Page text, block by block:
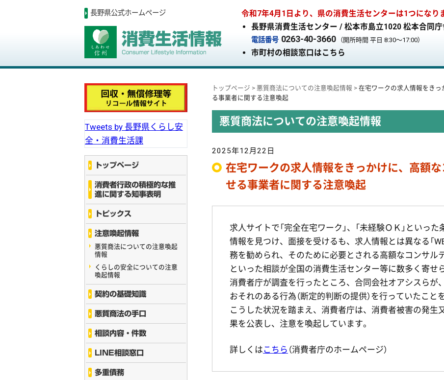
長野県公式ホームページ
令和7年4月1日より、県の消費生活センターは1つになり
長野県消費生活センター / 松本市島立1020 松本合同庁
電話番号 0263-40-3660 （開所時間 平日 8:30〜17:00）
市町村の相談窓口はこちら
トップページ > 悪質商法についての注意喚起情報 > 在宅ワークの求人情報をき
る事業者に関する注意喚起
悪質商法についての注意喚起情報
2025年12月22日
在宅ワークの求人情報をきっかけに、高額
せる事業者に関する注意喚起
求人サイトで「完全在宅ワーク」、「未経験ＯＫ」といった
情報を見つけ、面接を受けるも、求人情報とは異なる「
務を勧められ、そのために必要とされる高額なコンサル
といった相談が全国の消費生活センター等に数多く寄せ
消費者庁が調査を行ったところ、合同会社オアシスらが
おそれのある行為（断定的判断の提供）を行っていたこと
こうした状況を踏まえ、消費者庁は、消費者被害の発生
果を公表し、注意を喚起しています。
詳しくは こちら （消費者庁のホームページ）
Tweets by 長野県くらし安
全・消費生活課
トップページ
消費者行政の積極的な推
進に関する知事表明
トピックス
注意喚起情報
悪質商法についての注意喚起
情報
くらしの安全についての注意
喚起情報
契約の基礎知識
悪質商法の手口
相談内容・件数
LINE相談窓口
多重債務